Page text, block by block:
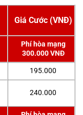
Giá Cước (VNĐ)
Phí hòa mạng
300.000 VNĐ
195.000
240.000